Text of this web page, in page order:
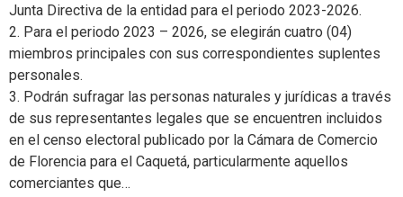
Junta Directiva de la entidad para el periodo 2023-2026.
2. Para el periodo 2023 – 2026, se elegirán cuatro (04)
miembros principales con sus correspondientes suplentes
personales.
3. Podrán sufragar las personas naturales y jurídicas a través
de sus representantes legales que se encuentren incluidos
en el censo electoral publicado por la Cámara de Comercio
de Florencia para el Caquetá, particularmente aquellos
comerciantes que…